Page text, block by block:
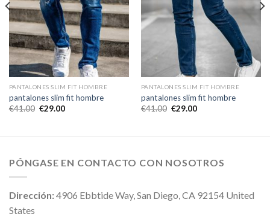
PANTALONES SLIM FIT HOMBRE
pantalones slim fit hombre
€41.00 €29.00
PANTALONES SLIM FIT HOMBRE
pantalones slim fit hombre
€41.00 €29.00
PÓNGASE EN CONTACTO CON NOSOTROS
Dirección:4906 Ebbtide Way, San Diego, CA 92154 United
States